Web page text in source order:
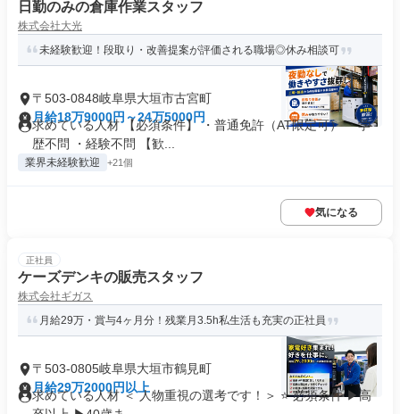
日勤のみの倉庫作業スタッフ
株式会社大光
未経験歓迎！段取り・改善提案が評価される職場◎休み相談可
〒503-0848岐阜県大垣市古宮町
月給18万9000円～24万5000円
求めている人材 【必須条件】 ・普通免許（AT限定可） ・学
歴不問 ・経験不問 【歓...
業界未経験歓迎 +21個
気になる
正社員
ケーズデンキの販売スタッフ
株式会社ギガス
月給29万・賞与4ヶ月分！残業月3.5h私生活も充実の正社員
〒503-0805岐阜県大垣市鶴見町
月給29万2000円以上
求めている人材 ＜ 人物重視の選考です！＞ ⭐ 必須条件 ▶高